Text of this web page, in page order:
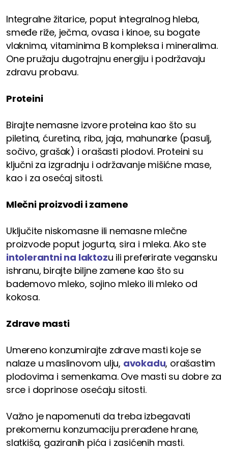
Integralne žitarice, poput integralnog hleba,
smeđe riže, ječma, ovasa i kinoe, su bogate
vlaknima, vitaminima B kompleksa i mineralima.
One pružaju dugotrajnu energiju i podržavaju
zdravu probavu.
Proteini
Birajte nemasne izvore proteina kao što su
piletina, ćuretina, riba, jaja, mahunarke (pasulj,
sočivo, grašak) i orašasti plodovi. Proteini su
ključni za izgradnju i održavanje mišićne mase,
kao i za osećaj sitosti.
Mlečni proizvodi i zamene
Uključite niskomasne ili nemasne mlečne
proizvode poput jogurta, sira i mleka. Ako ste
intolerantni na laktozu ili preferirate vegansku
ishranu, birajte biljne zamene kao što su
bademovo mleko, sojino mleko ili mleko od
kokosa.
Zdrave masti
Umereno konzumirajte zdrave masti koje se
nalaze u maslinovom ulju, avokadu, orašastim
plodovima i semenkama. Ove masti su dobre za
srce i doprinose osećaju sitosti.
Važno je napomenuti da treba izbegavati
prekomernu konzumaciju prerađene hrane,
slatkiša, gaziranih pića i zasićenih masti.